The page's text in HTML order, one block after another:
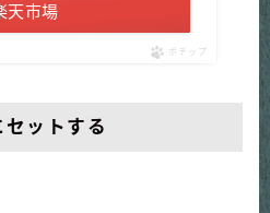
天市場
ポチップ
ットする